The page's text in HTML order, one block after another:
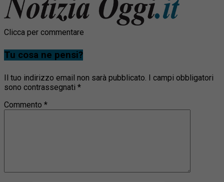
Clicca per commentare
Tu cosa ne pensi?
Il tuo indirizzo email non sarà pubblicato.
I campi obbligatori
sono contrassegnati *
Commento *